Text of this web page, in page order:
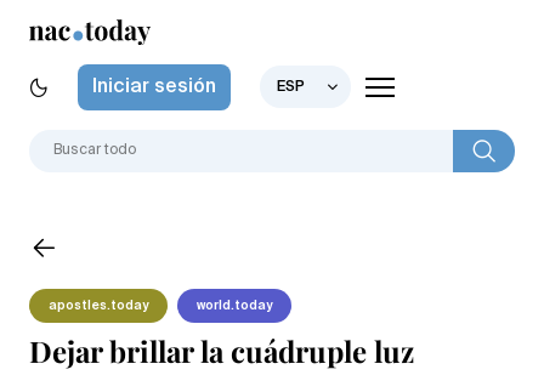
Iniciar sesión ESP
apostles.today world.today
Dejar brillar la cuádruple luz